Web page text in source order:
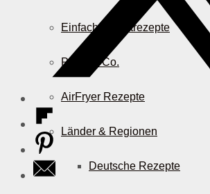
Einfache Salatrezepte
Pizza & Co.
AirFryer Rezepte
Länder & Regionen
Deutsche Rezepte